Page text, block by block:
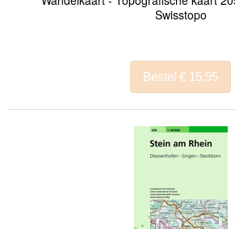
Swisstopo
Bestel € 15,95